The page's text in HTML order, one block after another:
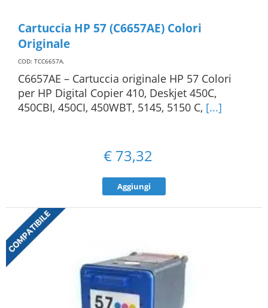
Cartuccia HP 57 (C6657AE) Colori
Originale
COD: TCC6657A.
C6657AE – Cartuccia originale HP 57 Colori
per HP Digital Copier 410, Deskjet 450C,
450CBI, 450CI, 450WBT, 5145, 5150 C, [...]
€ 73,32
Aggiungi